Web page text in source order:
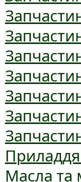
Масла та